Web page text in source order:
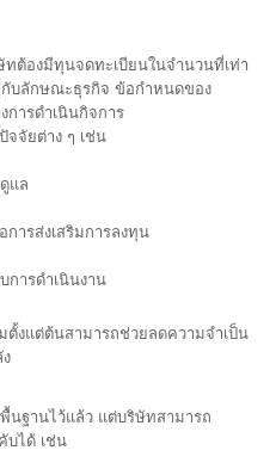
ต้องมีทุนจดทะเบียนในจำนวนที่เท่า
บลักษณะธุรกิจ ข้อกำหนดของ
การดำเนินกิจการ
จัยต่าง ๆ เช่น
แล
ารส่งเสริมการลงทุน
การดำเนินงาน
งแต่ต้นสามารถช่วยลดความจำเป็น
ฐานไว้แล้ว แต่บริษัทสามารถ
บได้ เช่น